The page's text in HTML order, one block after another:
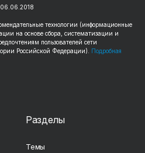
технологии (информационные
на основе сбора, систематизации и
пользователей сети
Российской Федерации). Подробная
Разделы
Темы